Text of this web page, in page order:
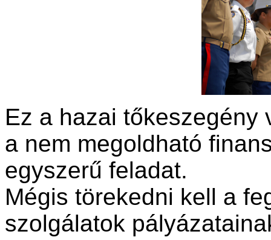
Ez a hazai tőkeszegény
a nem megoldható
egyszerű feladat.
Mégis törekedni kell a
szolgálatok